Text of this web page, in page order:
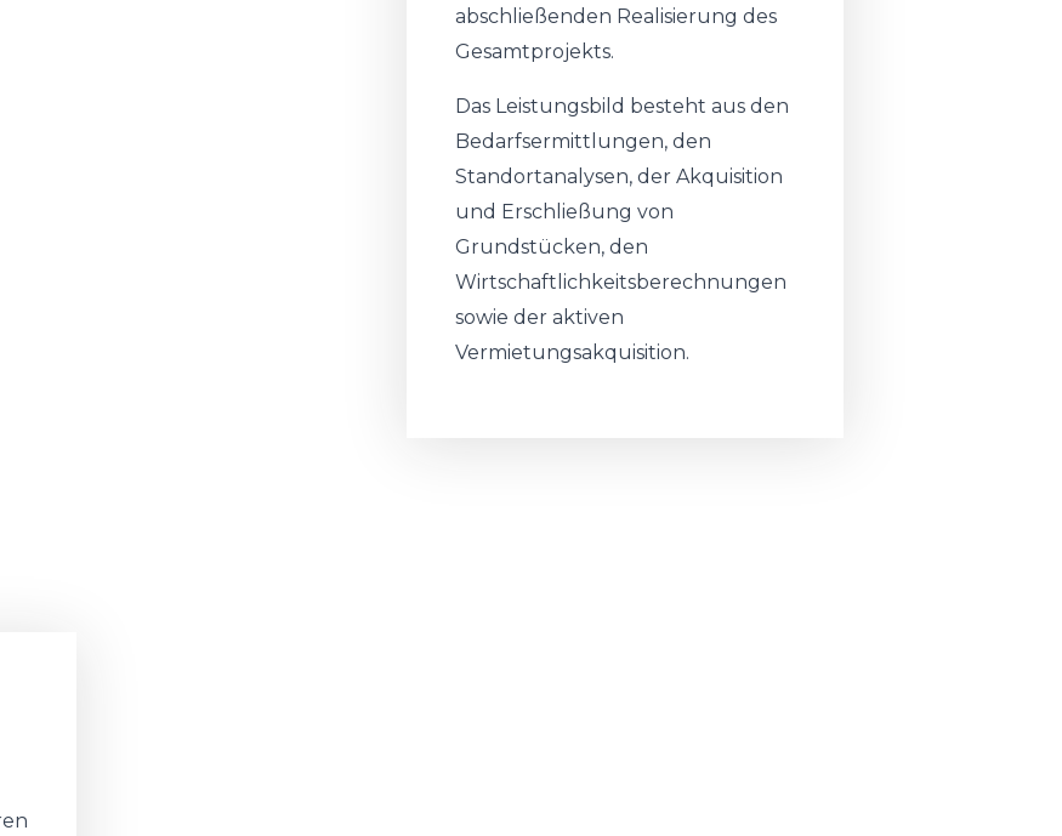
abschließenden Realisierung des
Gesamtprojekts.
Das Leistungsbild besteht aus den
Bedarfsermittlungen, den
Standortanalysen, der Akquisition
und Erschließung von
Grundstücken, den
Wirtschaftlichkeitsberechnungen
sowie der aktiven
Vermietungsakquisition.